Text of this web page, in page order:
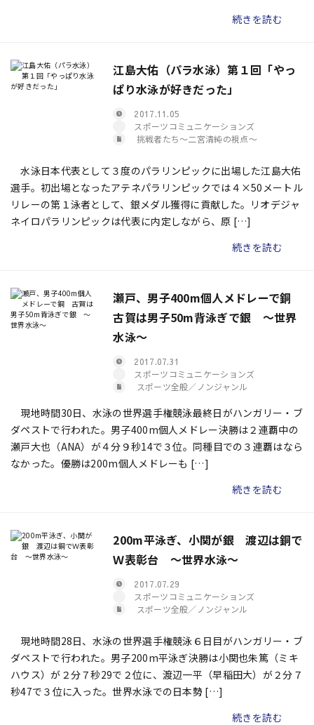
続きを読む
江島大佑（パラ水泳）第１回「やっ
ぱり水泳が好きだった」
2017.11.05
スポーツコミュニケーションズ
挑戦者たち〜二宮清純の視点〜
水泳日本代表として３度のパラリンピックに出場した江島大佑
選手。初出場となったアテネパラリンピックでは４×50メートル
リレーの第１泳者として、銀メダル獲得に貢献した。リオデジャ
ネイロパラリンピックは代表に内定しながら、原 […]
続きを読む
瀬戸、男子400m個人メドレーで銅
古賀は男子50m背泳ぎで銀 ～世界
水泳～
2017.07.31
スポーツコミュニケーションズ
スポーツ全般／ノンジャンル
現地時間30日、水泳の世界選手権競泳最終日がハンガリー・ブ
ダペストで行われた。男子400m個人メドレー決勝は２連覇中の
瀬戸大也（ANA）が４分９秒14で３位。同種目での３連覇はなら
なかった。優勝は200m個人メドレーも […]
続きを読む
200m平泳ぎ、小関が銀 渡辺は銅で
Ｗ表彰台 ～世界水泳～
2017.07.29
スポーツコミュニケーションズ
スポーツ全般／ノンジャンル
現地時間28日、水泳の世界選手権競泳６日目がハンガリー・ブ
ダペストで行われた。男子200m平泳ぎ決勝は小関也朱篤（ミキ
ハウス）が２分７秒29で２位に、渡辺一平（早稲田大）が２分７
秒47で３位に入った。世界水泳での日本勢 […]
続きを読む